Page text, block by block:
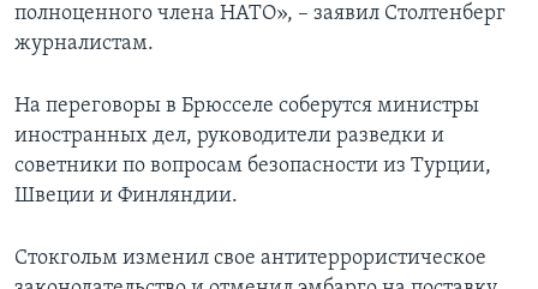
полноценного члена НАТО», – заявил Столтенберг
журналистам.
На переговоры в Брюсселе соберутся министры
иностранных дел, руководители разведки и
советники по вопросам безопасности из Турции,
Швеции и Финляндии.
Стокгольм изменил свое антитеррористическое